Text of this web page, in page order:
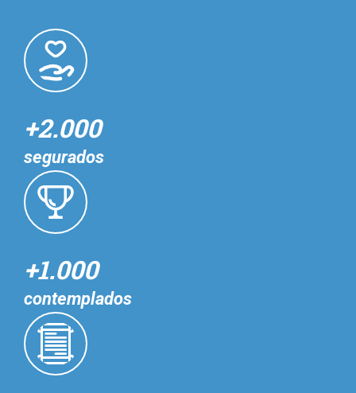
+2.000
segurados
+1.000
contemplados